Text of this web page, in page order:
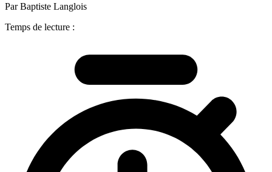
Par Baptiste Langlois
Temps de lecture :